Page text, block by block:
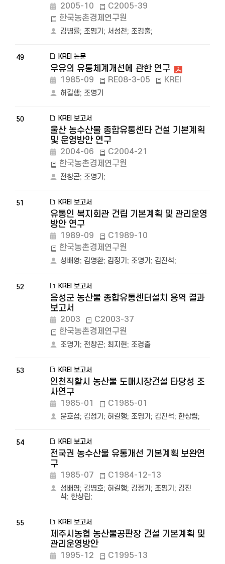
2005-10
C2005-39
한국농촌경제연구원
김병률; 조명기 ; 서성천; 조경출;
49 KREI 논문
우유의 유통체계개선에 관한 연구
1985-09 RE08-3-05 KREI
허길행; 조명기
50 KREI 보고서
울산 농수산물 종합유통센타 건설 기본계획
및 운영방안 연구
2004-06
C2004-21
한국농촌경제연구원
전창곤; 조명기 ;
51 KREI 보고서
유통인 복지회관 건립 기본계획 및 관리운영
방안 연구
1989-09
C1989-10
한국농촌경제연구원
성배영; 김명환; 김정기 ; 조명기 ; 김진석;
52 KREI 보고서
음성군 농산물 종합유통센터설치 용역 결과
보고서
2003
C2003-37
한국농촌경제연구원
조명기 ; 전창곤; 최지현; 조경출
53 KREI 보고서
인천직할시 농산물 도매시장건설 타당성 조
사연구
1985-01 C1985-01
윤호섭; 김정기 ; 허길행; 조명기 ; 김진석; 한상립;
54 KREI 보고서
전국권 농수산물 유통개선 기본계획 보완연
구
1985-07 C1984-12-13
성배영; 김병호; 허길행; 김정기 ; 조명기 ; 김진
석; 한상립;
55 KREI 보고서
제주시농협 농산물공판장 건설 기본계획 및
관리운영방안
1995-12 C1995-13